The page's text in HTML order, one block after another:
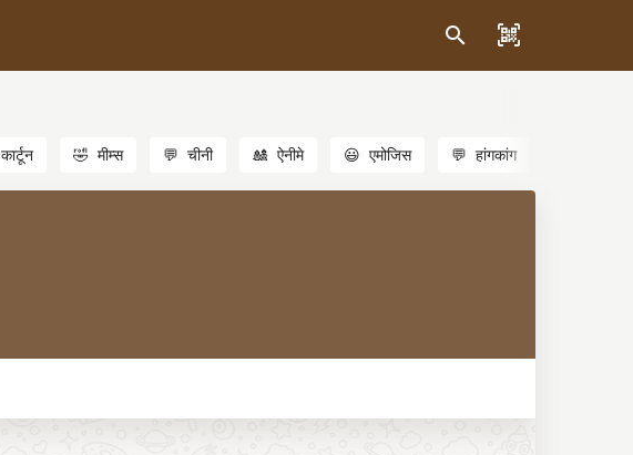
कार्टून 🤣 मीम्स 💬 चीनी 🎎 ऐनीमे 😃 एमोजिस 💬 हांगकांग